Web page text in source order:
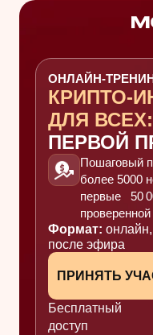
ОНЛАЙН-
КРИПТО-
ДЛЯ ВСЕХ:
ПЕРВОЙ
Пошаговый
более 5000
первые 50
проверенной
Формат:
после эфира
ПРИНЯТЬ
Бесплатный
доступ